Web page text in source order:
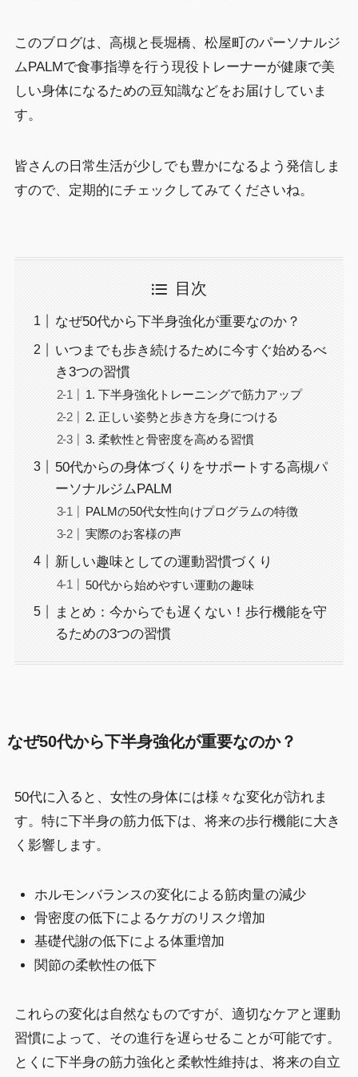
このブログは、高槻と長堀橋、松屋町のパーソナルジ
ムPALMで食事指導を行う現役トレーナーが健康で美
しい身体になるための豆知識などをお届けしていま
す。
皆さんの日常生活が少しでも豊かになるよう発信しま
すので、定期的にチェックしてみてくださいね。
目次
なぜ50代から下半身強化が重要なのか？
いつまでも歩き続けるために今すぐ始めるべ
き3つの習慣
1. 下半身強化トレーニングで筋力アップ
2. 正しい姿勢と歩き方を身につける
3. 柔軟性と骨密度を高める習慣
50代からの身体づくりをサポートする高槻パ
ーソナルジムPALM
PALMの50代女性向けプログラムの特徴
実際のお客様の声
新しい趣味としての運動習慣づくり
50代から始めやすい運動の趣味
まとめ：今からでも遅くない！歩行機能を守
るための3つの習慣
なぜ50代から下半身強化が重要なのか？
50代に入ると、女性の身体には様々な変化が訪れま
す。特に下半身の筋力低下は、将来の歩行機能に大き
く影響します。
ホルモンバランスの変化による筋肉量の減少
骨密度の低下によるケガのリスク増加
基礎代謝の低下による体重増加
関節の柔軟性の低下
これらの変化は自然なものですが、適切なケアと運動
習慣によって、その進行を遅らせることが可能です。
とくに下半身の筋力強化と柔軟性維持は、将来の自立